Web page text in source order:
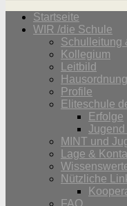
Startseite
WIR /die Schule
Schulleitung
Kollegium
Leitbild
Hausordnung
Profile
Eliteschule
Erfolge
MINT und
Lage &
Nützliche
FAQ